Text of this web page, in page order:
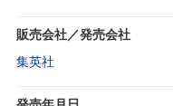
販売会社／発売会社
集英社